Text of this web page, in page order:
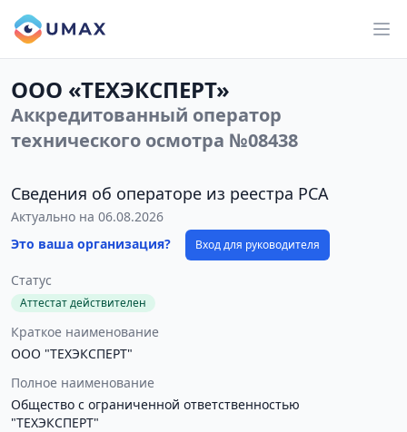
ООО «ТЕХЭКСПЕРТ»
Аккредитованный оператор
технического осмотра №08438
Сведения об операторе из реестра РСА
Актуально на 06.08.2026
Это ваша организация?
Вход для руководителя
Статус
Аттестат действителен
Краткое наименование
ООО "ТЕХЭКСПЕРТ"
Полное наименование
Общество с ограниченной ответственностью
"ТЕХЭКСПЕРТ"